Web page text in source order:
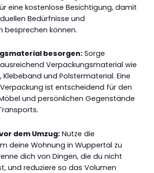
eine kostenlose Besichtigung, damit
Bedürfnisse und
besprechen können.
besorgen: Sorge
Verpackungsmaterial wie
Klebeband und Polstermaterial. Eine
ist entscheidend für den
und persönlichen Gegenstände
dem Umzug: Nutze die
deine Wohnung in Wuppertal zu
dich von Dingen, die du nicht
und reduziere so das Volumen